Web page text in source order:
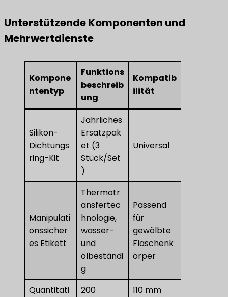
Unterstützende Komponenten und
Mehrwertdienste
Kompone
ntentyp
Funktions
beschreib
ung
Kompatib
ilität
Silikon-
Dichtungs
ring-Kit
Jährliches
Ersatzpak
et (3
Stück/Set
)
Universal
Manipulati
onssicher
es Etikett
Thermotr
ansfertec
hnologie,
wasser-
und
ölbeständi
g
Passend
für
gewölbte
Flaschenk
örper
Quantitati
200
110 mm